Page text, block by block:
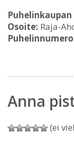
Osoite: Raja-
Anna
(ei